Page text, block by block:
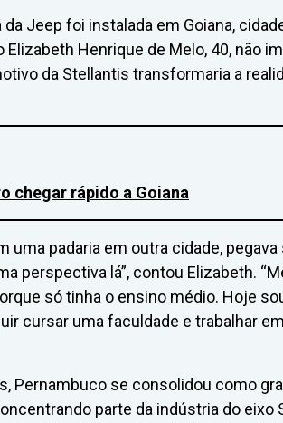
da Jeep foi instalada em Goiana,
Elizabeth Henrique de Melo, 40, não
da Stellantis transformaria a
chegar rápido a Goiana
uma padaria em outra cidade,
perspectiva lá”, contou Elizabeth.
só tinha o ensino médio. Hoje
cursar uma faculdade e trabalhar
Pernambuco se consolidou como
parte da indústria do eixo